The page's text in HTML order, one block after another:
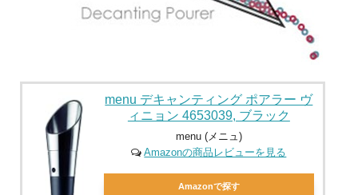
menu デキャンティング ポアラー ヴ
ィニョン 4653039, ブラック
menu (メニュ)
Amazonの商品レビューを見る
Amazonで探す